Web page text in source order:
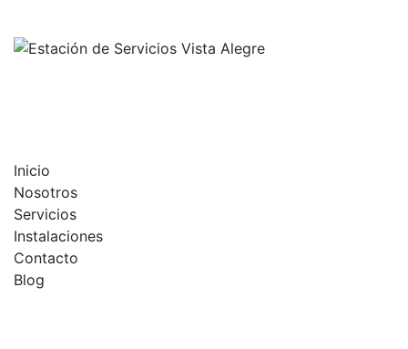
content
Inicio
Nosotros
Servicios
Instalaciones
Contacto
Blog